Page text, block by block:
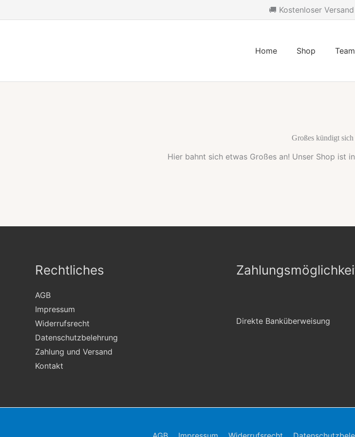
Inhalt
🚚 Kostenloser
Home Shop Team
Großes kündigt sich
Hier bahnt sich etwas Großes an! Unser Shop ist
Rechtliches
AGB
Impressum
Widerrufsrecht
Datenschutzbelehrung
Zahlung und Versand
Kontakt
Direkte Banküberweisung